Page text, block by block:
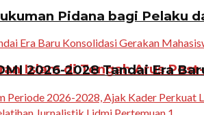
Islam di Tengah Arus
Pidana bagi Pelaku
2026-2028 Tandai Era